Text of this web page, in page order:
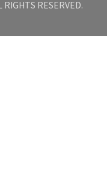
RIGHTS RESERVED.